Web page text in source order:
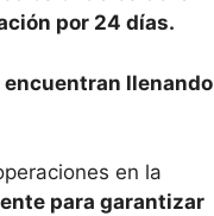
por 24 días.
encuentran llenando
en la
para garantizar